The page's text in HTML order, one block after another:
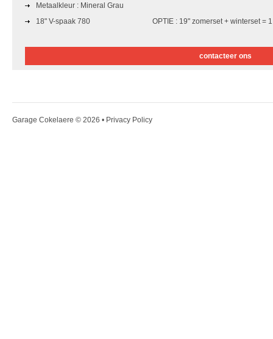
Metaalkleur : Mineral Grau
18" V-spaak 780
OPTIE : 19" zomerset + winterset =
contacteer ons
Garage Cokelaere © 2026 • Privacy Policy